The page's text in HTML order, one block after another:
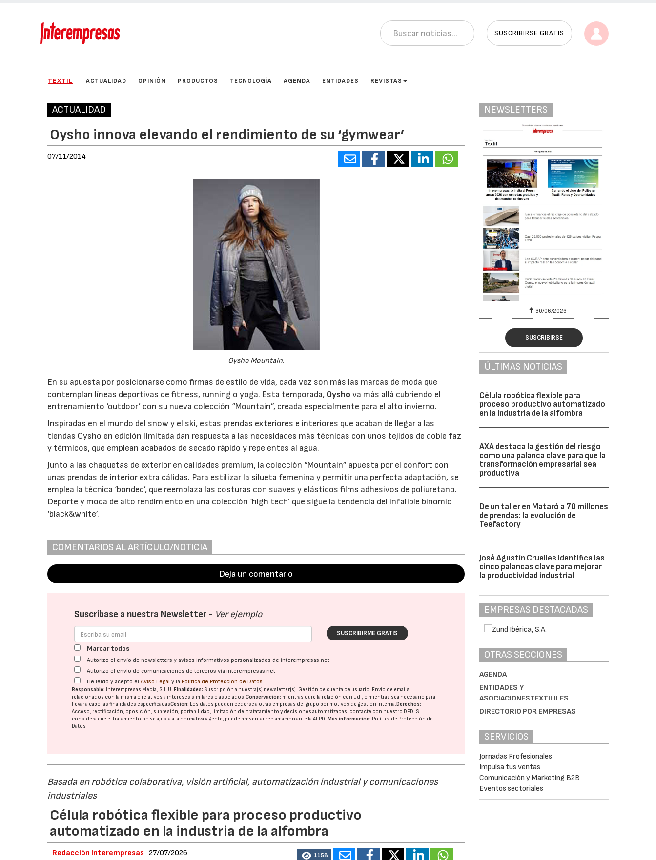
SUSCRIBIRSE GRATIS
TEXTIL ACTUALIDAD OPINIÓN PRODUCTOS TECNOLOGÍA AGENDA ENTIDADES REVISTAS
ACTUALIDAD
Oysho innova elevando el rendimiento de su ‘gymwear’
07/11/2014
Oysho Mountain.
En su apuesta por posicionarse como firmas de estilo de vida, cada vez son más las marcas de moda que
contemplan líneas deportivas de fitness, running o yoga. Esta temporada, Oysho va más allá cubriendo el
entrenamiento ‘outdoor’ con su nueva colección “Mountain”, creada especialmente para el alto invierno.
Inspiradas en el mundo del snow y el ski, estas prendas exteriores e interiores que acaban de llegar a las
tiendas Oysho en edición limitada dan respuesta a las necesidades más técnicas con unos tejidos de doble faz
y térmicos, que emplean acabados de secado rápido y repelentes al agua.
Junto a las chaquetas de exterior en calidades premium, la colección “Mountain” apuesta por el confort con
unas prendas de interior extra cálidas. Para estilizar la silueta femenina y permitir una perfecta adaptación, se
emplea la técnica ‘bonded’, que reemplaza las costuras con suaves y elásticos films adhesivos de poliuretano.
Deporte y moda de alto rendimiento en una colección ‘high tech’ que sigue la tendencia del infalible binomio
‘black&white’.
COMENTARIOS AL ARTÍCULO/NOTICIA
Deja un comentario
Suscríbase a nuestra Newsletter - Ver ejemplo
SUSCRIBIRME GRATIS
Marcar todos
Autorizo el envío de newsletters y avisos informativos personalizados de interempresas.net
Autorizo el envío de comunicaciones de terceros vía interempresas.net
He leído y acepto elAviso Legal y la Política de Protección de Datos
Responsable: Interempresas Media, S.L.U. Finalidades: Suscripción a nuestra(s) newsletter(s). Gestión de cuenta de usuario. Envío de emails
relacionados con la misma o relativos a intereses similares o asociados.Conservación: mientras dure la relación con Ud., o mientras sea necesario para
llevar a cabo las finalidades especificadasCesión: Los datos pueden cederse a otras empresas del grupo por motivos de gestión interna. Derechos:
Acceso, rectificación, oposición, supresión, portabilidad, limitación del tratatamiento y decisiones automatizadas: contacte con nuestro DPD. Si
considera que el tratamiento no se ajusta a la normativa vigente, puede presentar reclamación ante laAEPD. Más información: Política de Protección de
Datos
Basada en robótica colaborativa, visión artificial, automatización industrial y comunicaciones
industriales
Célula robótica flexible para proceso productivo
automatizado en la industria de la alfombra
Redacción Interempresas 27/07/2026 1158
NEWSLETTERS
30/06/2026 30/06/2026
SUSCRIBIRSE
ÚLTIMAS NOTICIAS
Célula robótica flexible para
proceso productivo automatizado
en la industria de la alfombra
AXA destaca la gestión del riesgo
como una palanca clave para que la
transformación empresarial sea
productiva
De un taller en Mataró a 70 millones
de prendas: la evolución de
Teefactory
José Agustín Cruelles identifica las
cinco palancas clave para mejorar
la productividad industrial
EMPRESAS DESTACADAS
OTRAS SECCIONES
AGENDA
ENTIDADES Y
ASOCIACIONESTEXTILILES
DIRECTORIO POR EMPRESAS
SERVICIOS
Jornadas Profesionales
Impulsa tus ventas
Comunicación y Marketing B2B
Eventos sectoriales